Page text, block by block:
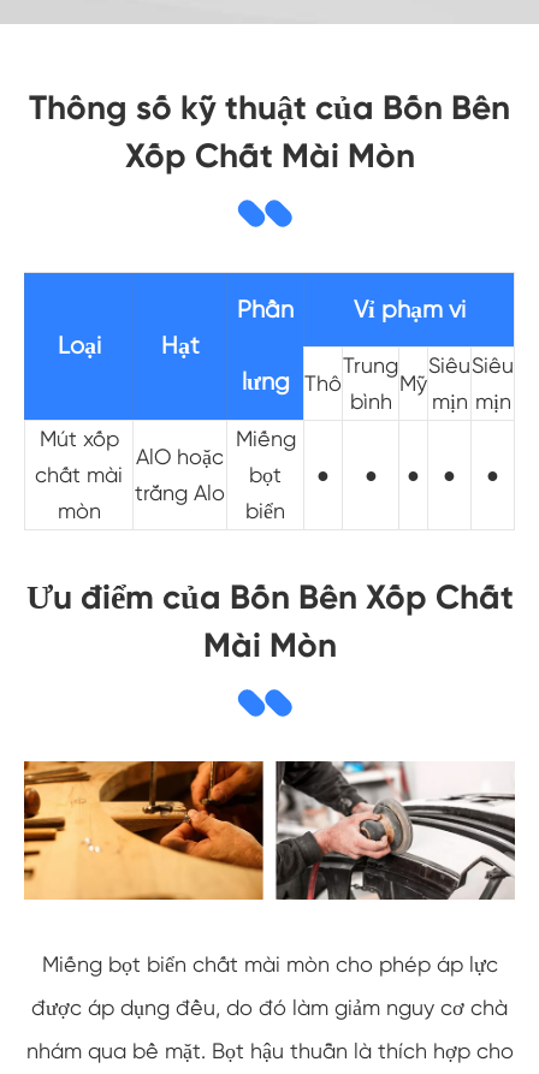
Thông số kỹ thuật của Bốn Bên
Xốp Chất Mài Mòn
Loại Hạt
Phần
lưng
Vỉ phạm vi
Thô
Trung
bình
Mỹ
Siêu
mịn
Siêu
mịn
Mút xốp
chất mài
mòn
AlO hoặc
trắng Alo
Miếng
bọt
biển
● ● ● ● ●
Ưu điểm của Bốn Bên Xốp Chất
Mài Mòn
Miếng bọt biển chất mài mòn cho phép áp lực
được áp dụng đều, do đó làm giảm nguy cơ chà
nhám qua bề mặt. Bọt hậu thuẫn là thích hợp cho